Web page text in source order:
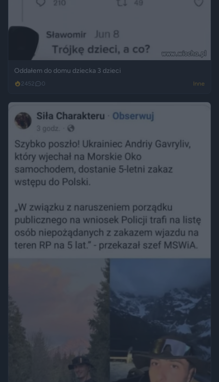
Oddałem do domu dziecka 3 dzieci
2452 0 Inne